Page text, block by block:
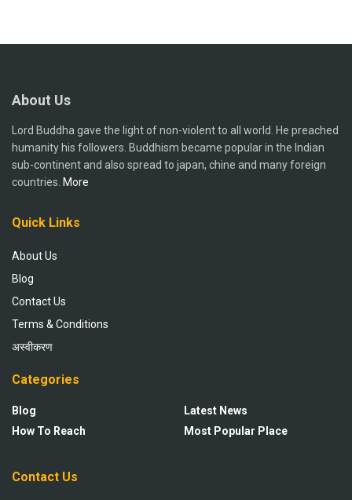
About Us
Lord Buddha gave the light of non-violent to all world. He preached
humanity his followers. Buddhism became popular in the Indian
sub-continent and also spread to japan, chine and many foreign
countries. More
Quick Links
About Us
Blog
Contact Us
Terms & Conditions
अस्वीकरण
Categories
Blog
How To Reach
Latest News
Most Popular Place
Contact Us